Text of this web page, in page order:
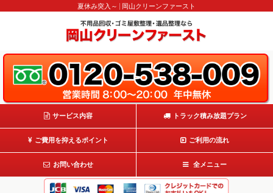
夏休み突入～ | 岡山クリーンファースト
サービス内容 トラック積み放題プラン
ご費用を抑えるポイント ご利用の流れ
お問い合わせ 全メニュー